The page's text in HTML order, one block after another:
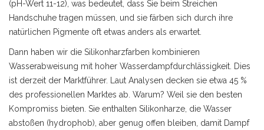
(pH-Wert 11-12), was bedeutet, dass Sie beim Streichen
Handschuhe tragen müssen, und sie färben sich durch ihre
natürlichen Pigmente oft etwas anders als erwartet.
Dann haben wir die Silikonharzfarben kombinieren
Wasserabweisung mit hoher Wasserdampfdurchlässigkeit Dies
ist derzeit der Marktführer. Laut Analysen decken sie etwa 45 %
des professionellen Marktes ab. Warum? Weil sie den besten
Kompromiss bieten. Sie enthalten Silikonharze, die Wasser
abstoßen (hydrophob), aber genug offen bleiben, damit Dampf